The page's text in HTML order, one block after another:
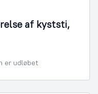
af kyststi,
er udløbet